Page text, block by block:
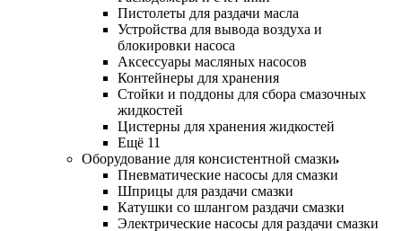
Пистолеты для раздачи масла
Устройства для вывода воздуха и
блокировки насоса
Аксессуары масляных насосов
Контейнеры для хранения
Стойки и поддоны для сбора смазочных
жидкостей
Цистерны для хранения жидкостей
Ещё 11
Оборудование для консистентной смазки
Пневматические насосы для смазки
Шприцы для раздачи смазки
Катушки со шлангом раздачи смазки
Электрические насосы для раздачи смазки